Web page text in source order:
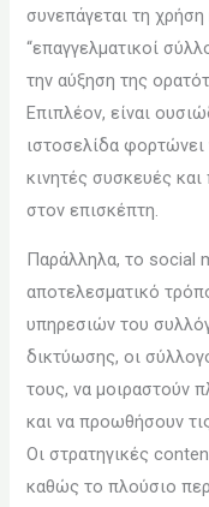
συνεπάγεται τη
“επαγγελματικοί
την αύξηση της
Επιπλέον, είναι
ιστοσελίδα φορτώνει
κινητές συσκευές
στον επισκέπτη.
Παράλληλα, το social
αποτελεσματικό
υπηρεσιών του
δικτύωσης, οι
τους, να μοιραστούν
και να προωθήσουν
Οι στρατηγικές
καθώς το πλούσιο